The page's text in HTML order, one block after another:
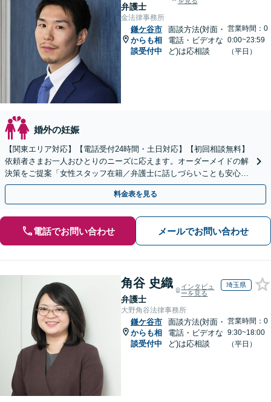
弁護士
金法律事務所
鎌ケ谷市
からも相
談受付中
面談方法(対面・
電話・ビデオな
ど)は応相談
営業時間：0
0:00~23:59
（平日）
婚外の妊娠
【関東エリア対応】【電話受付24時間・土日対応】【初回相談無料】
依頼者さまお一人おひとりのニーズに応えます。オーダーメイドの解
決策をご提案「女性スタッフ在籍／弁護士に話しづらいことも安心」
「熟年離婚のご相談お受けします」【完全個室相談】
料金表を見る
電話でお問い合わせ メールでお問い合わせ
角谷 史織
弁護士
インタビュ
ーを見る
埼玉県
大野角谷法律事務所
鎌ケ谷市
からも相
談受付中
面談方法(対面・
電話・ビデオな
ど)は応相談
営業時間：0
9:30~18:00
（平日）